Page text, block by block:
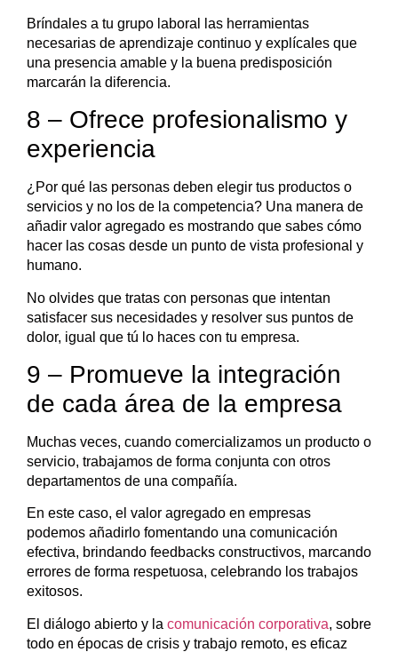
Bríndales a tu grupo laboral las herramientas
necesarias de aprendizaje continuo y explícales que
una presencia amable y la buena predisposición
marcarán la diferencia.
8 – Ofrece profesionalismo y
experiencia
¿Por qué las personas deben elegir tus productos o
servicios y no los de la competencia? Una manera de
añadir valor agregado es mostrando que sabes cómo
hacer las cosas desde un punto de vista profesional y
humano.
No olvides que tratas con personas que intentan
satisfacer sus necesidades y resolver sus puntos de
dolor, igual que tú lo haces con tu empresa.
9 – Promueve la integración
de cada área de la empresa
Muchas veces, cuando comercializamos un producto o
servicio, trabajamos de forma conjunta con otros
departamentos de una compañía.
En este caso, el valor agregado en empresas
podemos añadirlo fomentando una comunicación
efectiva, brindando feedbacks constructivos, marcando
errores de forma respetuosa, celebrando los trabajos
exitosos.
El diálogo abierto y la comunicación corporativa, sobre
todo en épocas de crisis y trabajo remoto, es eficaz